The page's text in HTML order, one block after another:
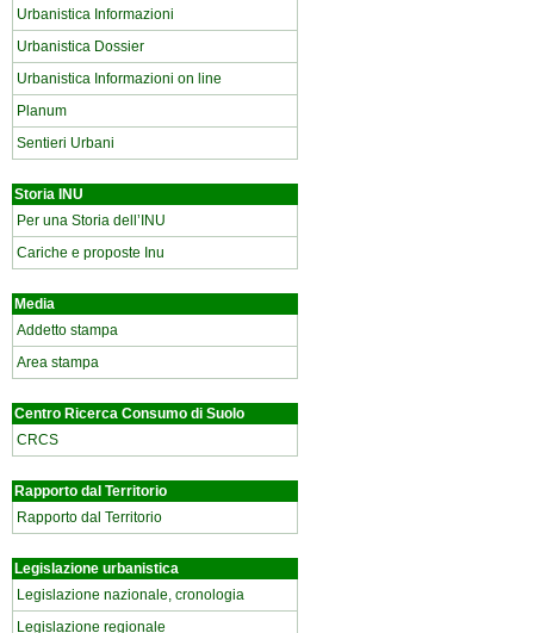
Urbanistica Informazioni
Urbanistica Dossier
Urbanistica Informazioni on line
Planum
Sentieri Urbani
Storia INU
Per una Storia dell’INU
Cariche e proposte Inu
Media
Addetto stampa
Area stampa
Centro Ricerca Consumo di Suolo
CRCS
Rapporto dal Territorio
Rapporto dal Territorio
Legislazione urbanistica
Legislazione nazionale, cronologia
Legislazione regionale